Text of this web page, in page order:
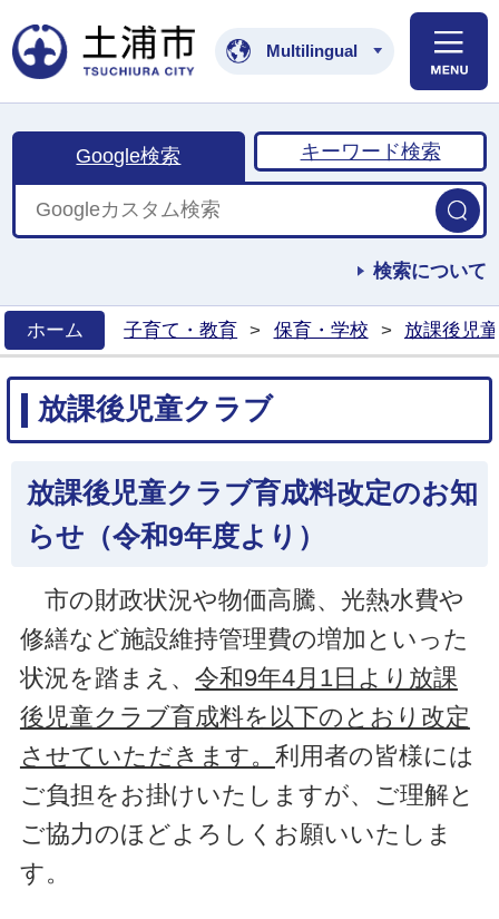
土浦市公式ホームペ
Multilingual
Google検索 キーワード検索
検索について
ホーム
子育て・教育 > 保育・学校 > 放課後児
放課後児童クラブ
放課後児童クラブ育成料改定のお知
らせ（令和9年度より）
市の財政状況や物価高騰、光熱水費や
修繕など施設維持管理費の増加といった
状況を踏まえ、 令和9年4月1日より放課
後児童クラブ育成料を以下のとおり改定
させていただきます。 利用者の皆様には
ご負担をお掛けいたしますが、ご理解と
ご協力のほどよろしくお願いいたしま
す。